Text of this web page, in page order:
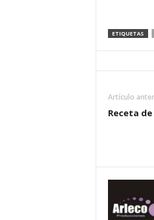
ETIQUETAS
Artículo
Receta